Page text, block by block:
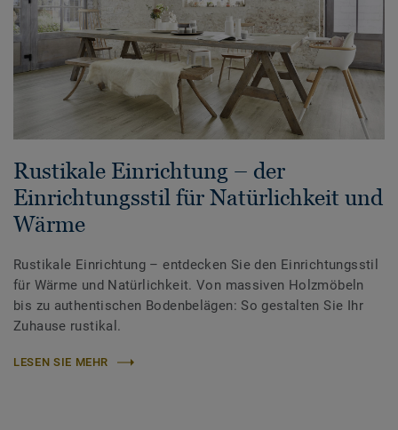
Rustikale Einrichtung – der
Einrichtungsstil für Natürlichkeit und
Wärme
Rustikale Einrichtung – entdecken Sie den Einrichtungsstil
für Wärme und Natürlichkeit. Von massiven Holzmöbeln
bis zu authentischen Bodenbelägen: So gestalten Sie Ihr
Zuhause rustikal.
LESEN SIE MEHR